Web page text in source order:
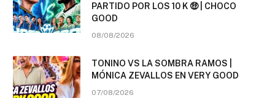
PARTIDO POR LOS 10 K 🤑 | CHOCO
GOOD
08/08/2026
TONINO VS LA SOMBRA RAMOS |
MÓNICA ZEVALLOS EN VERY GOOD
07/08/2026